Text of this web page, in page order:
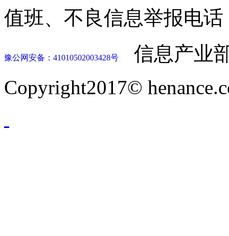
值班、不良信息举报电话
豫公网安备：41010502003428号
信息产业
Copyright2017©